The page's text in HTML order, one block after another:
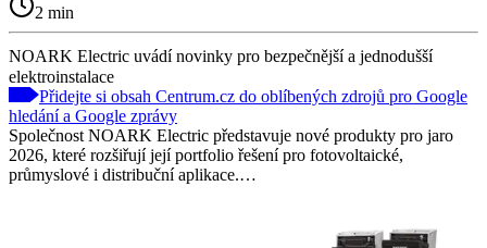
2 min
NOARK Electric uvádí novinky pro bezpečnější a jednodušší
elektroinstalace
Přidejte si obsah Centrum.cz do oblíbených zdrojů pro Google
hledání a Google zprávy
Společnost NOARK Electric představuje nové produkty pro jaro
2026, které rozšiřují její portfolio řešení pro fotovoltaické,
průmyslové i distribuční aplikace.…